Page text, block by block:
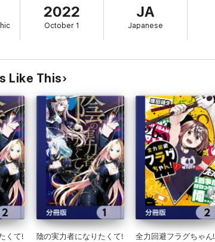
2022
October 1
JA
Japanese
Like This
くて!
陰の実力者になりたくて!
全力回避フラグちゃん!